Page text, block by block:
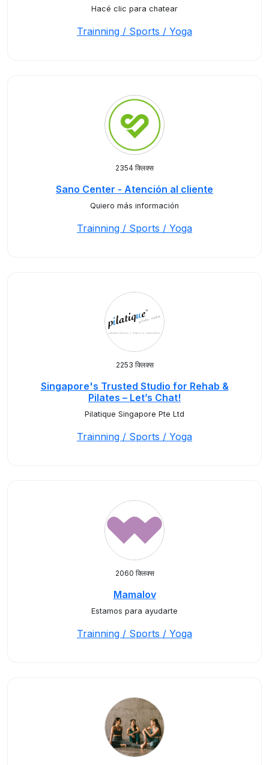
Hacé clic para chatear
Trainning / Sports / Yoga
2354 क्लिक्स
Sano Center - Atención al cliente
Quiero más información
Trainning / Sports / Yoga
2253 क्लिक्स
Singapore's Trusted Studio for Rehab &
Pilates – Let’s Chat!
Pilatique Singapore Pte Ltd
Trainning / Sports / Yoga
2060 क्लिक्स
Mamalov
Estamos para ayudarte
Trainning / Sports / Yoga